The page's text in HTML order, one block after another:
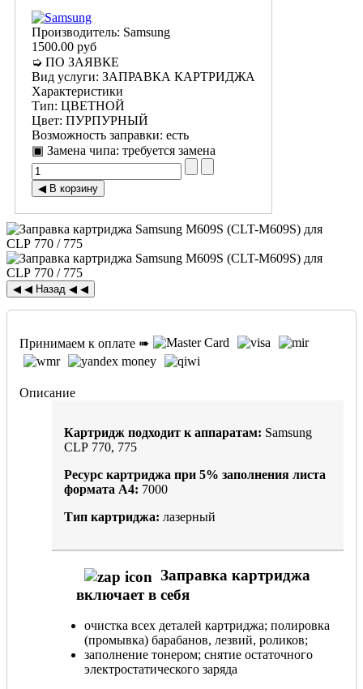
Производитель: Samsung
1500.00 руб
➭ ПО ЗАЯВКЕ
Вид услуги: ЗАПРАВКА КАРТРИДЖА
Характеристики
Тип: ЦВЕТНОЙ
Цвет: ПУРПУРНЫЙ
Возможность заправки: есть
▣ Замена чипа: требуется замена
Принимаем к оплате ➠
Описание
Картридж подходит к аппаратам: Samsung
CLP 770, 775
Ресурс картриджа при 5% заполнения листа
формата А4: 7000
Тип картриджа: лазерный
Заправка картриджа
включает в себя
очистка всех деталей картриджа; полировка
(промывка) барабанов, лезвий, роликов;
заполнение тонером; снятие остаточного
электростатического заряда